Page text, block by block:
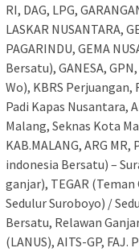
RI, DAG, LPG,
LASKAR NUSANTARA,
PAGARINDU, GEMA
Bersatu), GANESA,
Wo), KBRS Perjuangan,
Padi Kapas Nusantara,
Malang, Seknas Kota
KAB.MALANG, ARG
indonesia Bersatu) –
ganjar), TEGAR
Sedulur Suroboyo) /
Bersatu, Relawan
(LANUS), AITS-GP, FAJ.